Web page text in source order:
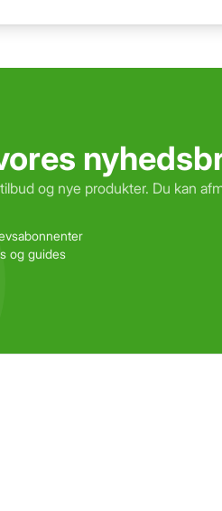
og nye produkter. Du kan
og guides